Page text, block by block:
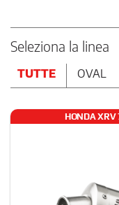
Seleziona la linea
TUTTE OVAL
HONDA